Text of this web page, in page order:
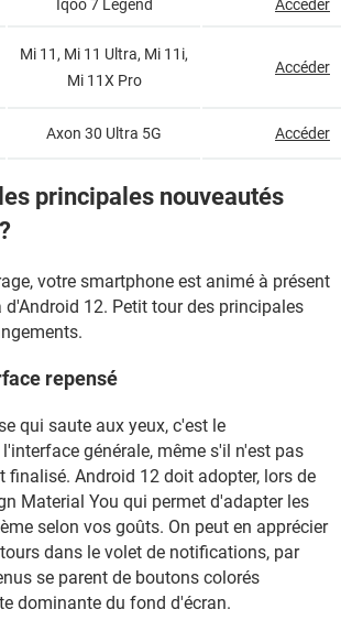
Iqoo 7 Legend Accéder
Mi 11, Mi 11 Ultra, Mi 11i,
Mi 11X Pro
Accéder
Axon 30 Ultra 5G Accéder
principales nouveautés
votre smartphone est animé à présent
d'Android 12. Petit tour des principales
repensé
qui saute aux yeux, c'est le
générale, même s'il n'est pas
finalisé. Android 12 doit adopter, lors de
Material You qui permet d'adapter les
selon vos goûts. On peut en apprécier
dans le volet de notifications, par
se parent de boutons colorés
dominante du fond d'écran.